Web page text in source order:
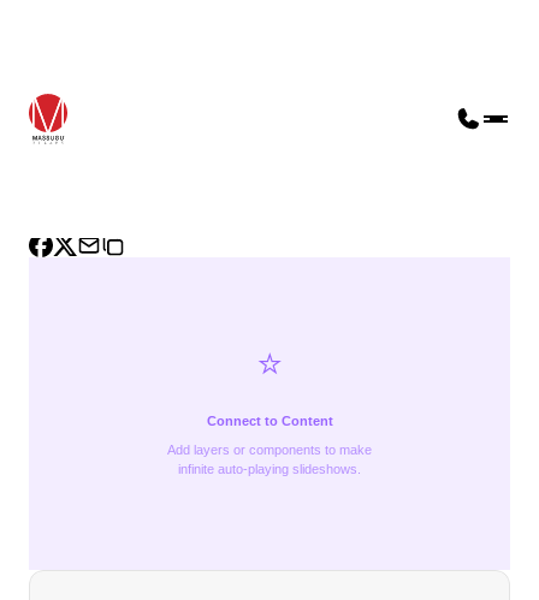
⭐️
Connect to Content
Add layers or components to make
infinite auto-playing slideshows.